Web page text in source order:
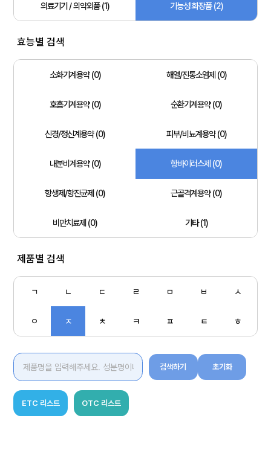
의료기기 / 의약외품 (1) 기능성 화장품 (2)
효능별 검색
소화기계용약 (0) 해열/진통소염제 (0)
호흡기계용약 (0) 순환기계용약 (0)
신경/정신계용약 (0) 피부/비뇨계용약 (0)
내분비계용약 (0) 항바이러스제 (0)
항생제/항진균제 (0) 근골격계용약 (0)
비만치료제 (0) 기타 (1)
제품별 검색
ㄱ ㄴ ㄷ ㄹ ㅁ ㅂ ㅅ
ㅇ ㅈ ㅊ ㅋ ㅍ ㅌ ㅎ
검색하기 초기화
ETC 리스트 OTC 리스트